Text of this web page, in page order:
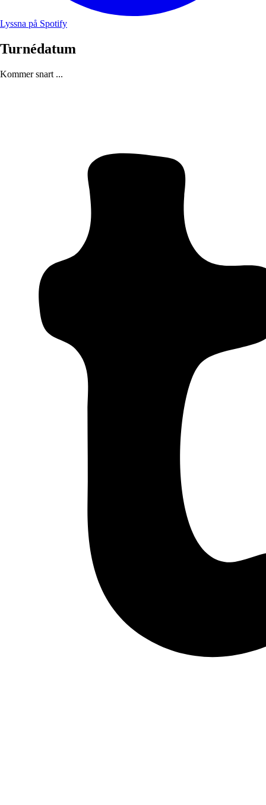
Lyssna på Spotify
Turnédatum
Kommer snart ...